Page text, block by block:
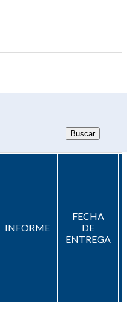
INFORME
FECHA
DE
ENTREGA